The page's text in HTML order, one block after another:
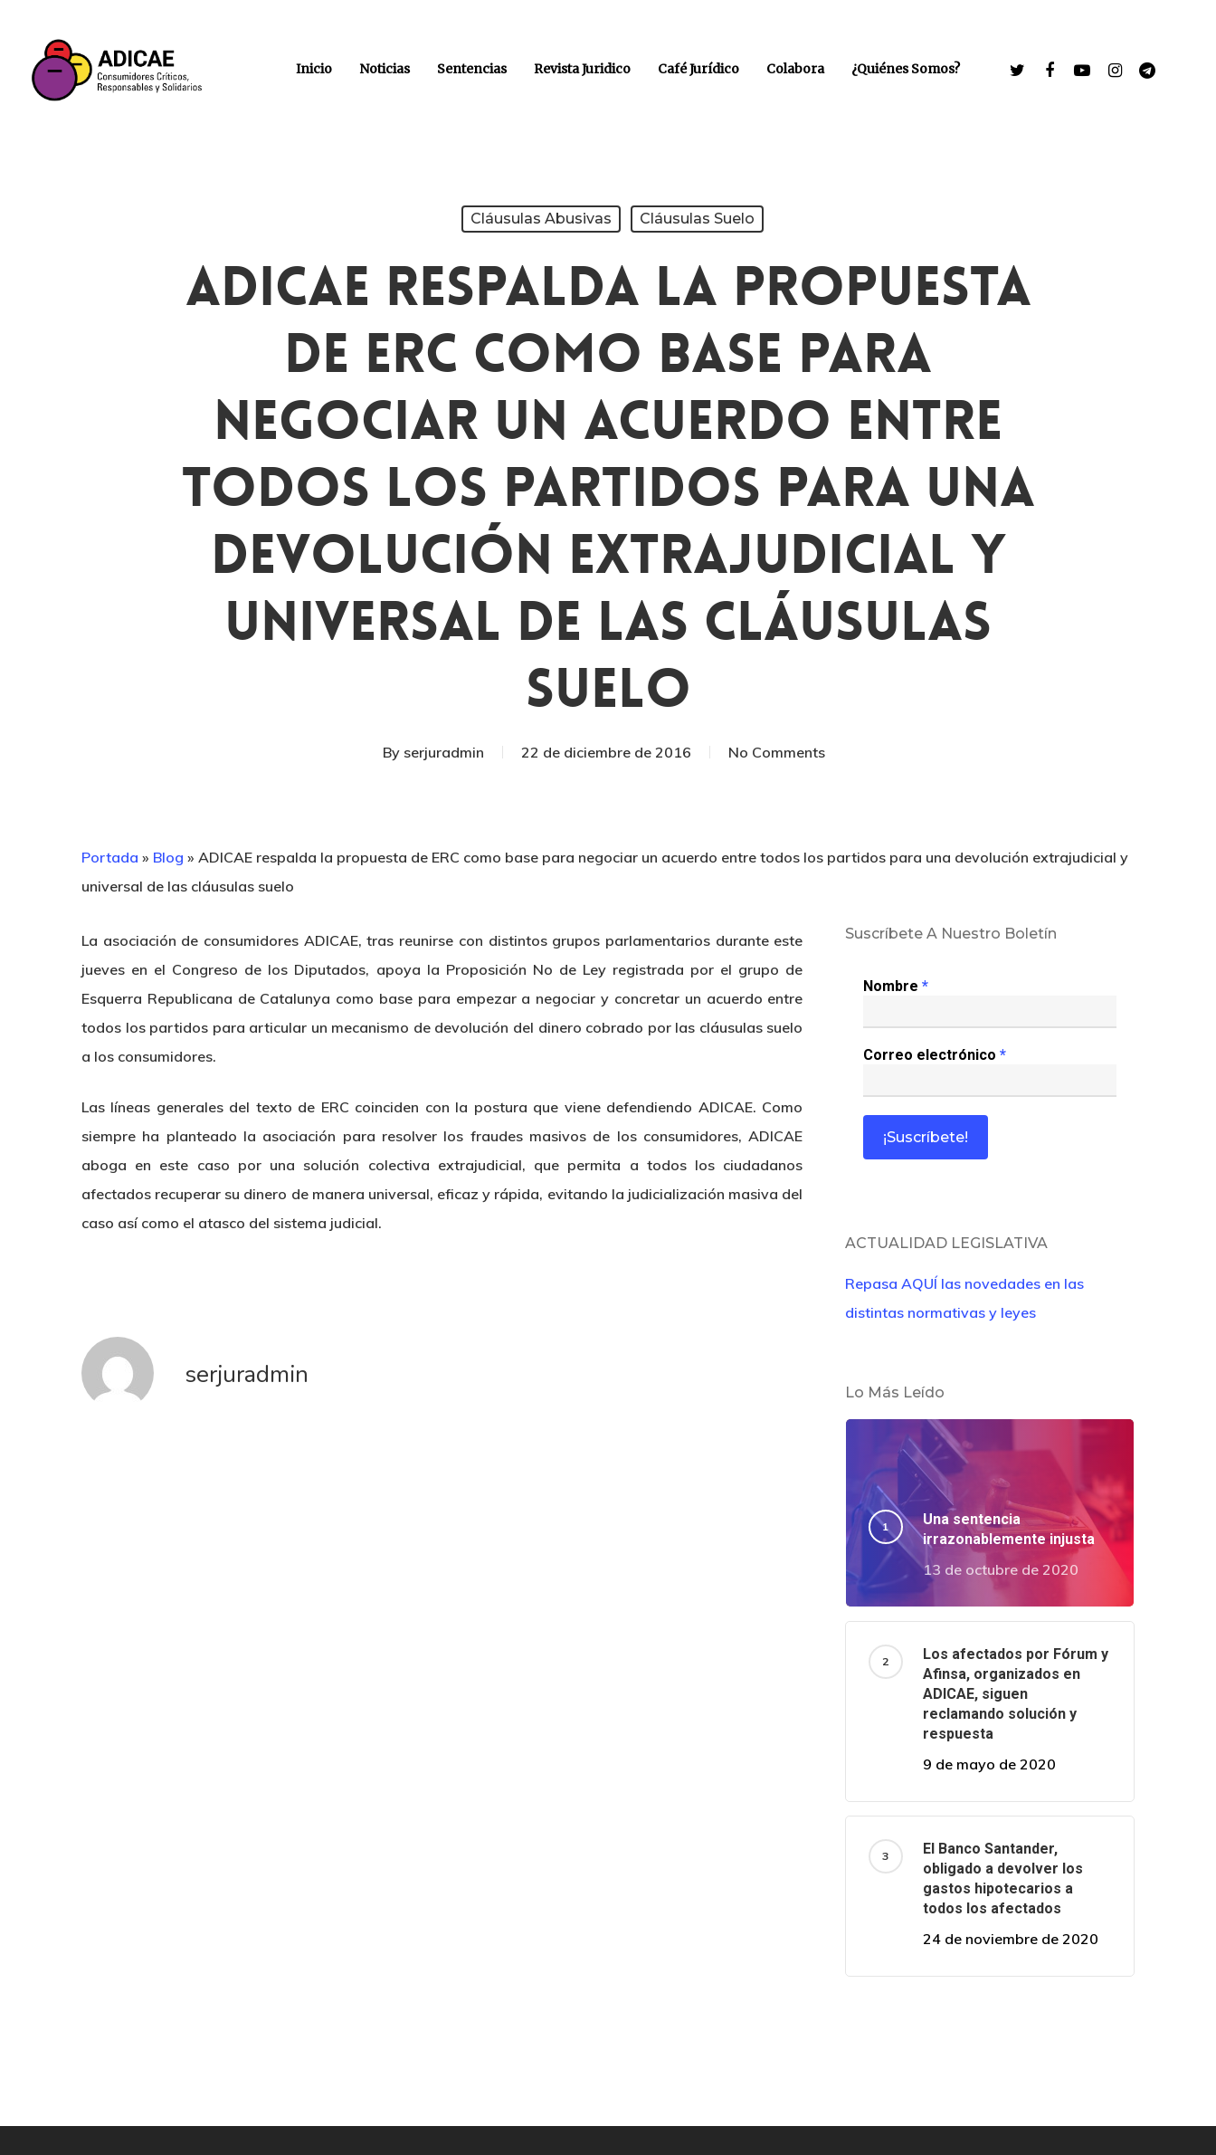
Inicio Noticias Sentencias Revista Juridico Café Jurídico Colabora ¿Quiénes Somos?
Cláusulas Abusivas Cláusulas Suelo
ADICAE Respalda La Propuesta
De ERC Como Base Para
Negociar Un Acuerdo Entre
Todos Los Partidos Para Una
Devolución Extrajudicial Y
Universal De Las Cláusulas
Suelo
By serjuradmin 22 de diciembre de 2016 No Comments
Portada » Blog » ADICAE respalda la propuesta de ERC como base para negociar un acuerdo entre todos los partidos para una devolución extrajudicial y
universal de las cláusulas suelo
La asociación de consumidores ADICAE, tras reunirse con distintos grupos parlamentarios durante este
jueves en el Congreso de los Diputados, apoya la Proposición No de Ley registrada por el grupo de
Esquerra Republicana de Catalunya como base para empezar a negociar y concretar un acuerdo entre
todos los partidos para articular un mecanismo de devolución del dinero cobrado por las cláusulas suelo
a los consumidores.
Las líneas generales del texto de ERC coinciden con la postura que viene defendiendo ADICAE. Como
siempre ha planteado la asociación para resolver los fraudes masivos de los consumidores, ADICAE
aboga en este caso por una solución colectiva extrajudicial, que permita a todos los ciudadanos
afectados recuperar su dinero de manera universal, eficaz y rápida, evitando la judicialización masiva del
caso así como el atasco del sistema judicial.
serjuradmin
Suscríbete A Nuestro Boletín
Nombre *
Correo electrónico *
ACTUALIDAD LEGISLATIVA
Repasa AQUÍ las novedades en las
distintas normativas y leyes
Lo Más Leído
Una sentencia
irrazonablemente injusta
13 de octubre de 2020
Los afectados por Fórum y
Afinsa, organizados en
ADICAE, siguen
reclamando solución y
respuesta
9 de mayo de 2020
El Banco Santander,
obligado a devolver los
gastos hipotecarios a
todos los afectados
24 de noviembre de 2020